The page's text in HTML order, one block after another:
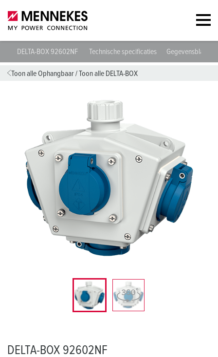
DELTA-BOX 92602NF Technische specificaties Gegevensbladen
Toon alle Ophangbaar/Toon alle DELTA-BOX
DELTA-BOX 92602NF